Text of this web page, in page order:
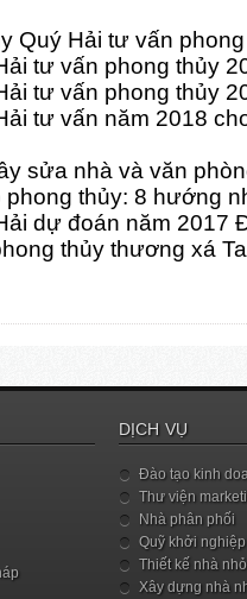
Quý Hải tư vấn
tư vấn phong thủy
tư vấn phong thủy
tư vấn năm 2018
sửa nhà và văn
thủy: 8 hướng
dự đoán năm 2017
thủy thương xá
DỊCH VỤ
Đào tạo kinh
Thư viện
Nhà phân phối
Quỹ khởi nghiệp
Thiết kế nhà nhỏ
Xây dựng nhà